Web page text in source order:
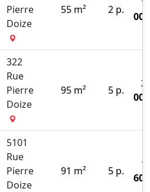
Pierre
Doize
55 m² 2 p.
322
Rue
Pierre
Doize
95 m² 5 p.
5101
Rue
Pierre
Doize
91 m² 5 p.